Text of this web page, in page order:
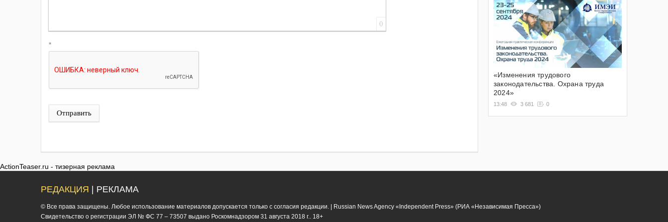
0
*
Отправить
«Изменения трудового
законодательства. Охрана труда
2024»
13:48 3 681 0
ActionTeaser.ru - тизерная реклама
РЕДАКЦИЯ | РЕКЛАМА
© Все права защищены. Любое использование материалов допускается только с согласия редакции. | Russian News Agency «Independent Press» (РИА «Независимая Пресса»)
Cвидетельство о регистрации ЭЛ № ФС 77 – 73507 выдано Роскомнадзором 31 августа 2018 г.. 18+